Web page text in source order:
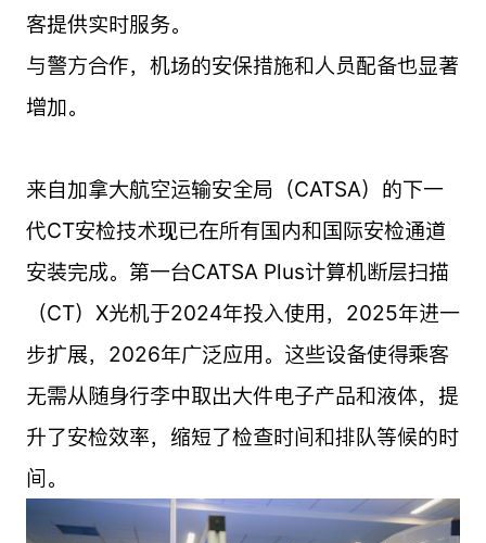
客提供实时服务。
与警方合作，机场的安保措施和人员配备也显著
增加。
来自加拿大航空运输安全局（CATSA）的下一
代CT安检技术现已在所有国内和国际安检通道
安装完成。第一台CATSA Plus计算机断层扫描
（CT）X光机于2024年投入使用，2025年进一
步扩展，2026年广泛应用。这些设备使得乘客
无需从随身行李中取出大件电子产品和液体，提
升了安检效率，缩短了检查时间和排队等候的时
间。